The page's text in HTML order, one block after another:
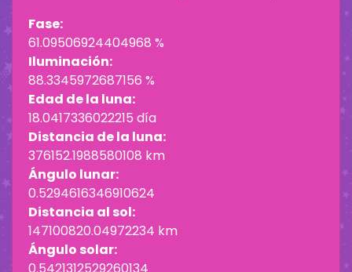
Fase:
61.09506924404968 %
Iluminación:
88.3345972687156 %
Edad de la luna:
18.0417336022215 día
Distancia de la luna:
376152.1988580108 km
Ángulo lunar:
0.5294616346910624
Distancia al sol:
147100820.04972234 km
Ángulo solar: